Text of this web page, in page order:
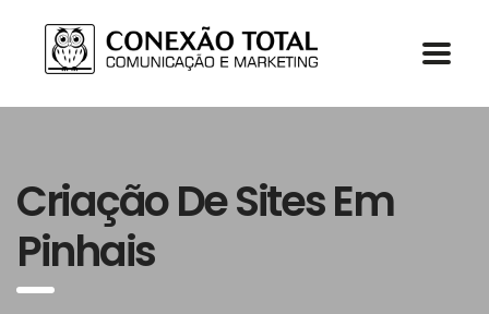
Criação De Sites Em
Pinhais